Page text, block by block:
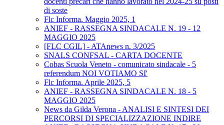
di soste
Flc Informa. Maggio 2025, 1
ANIEF - RASSEGNA SINDACALE N. 19 - 12
MAGGIO 2025
[FLC CGIL] - ATAnews n. 3/2025
SNALS CONFSAL - CARTA DOCENTE
Cobas Scuola Veneto - comunicato sindacale - 5
referendum NOI VOTIAMO SI'
Flc Informa. Aprile 2025, 5
ANIEF - RASSEGNA SINDACALE N. 18 - 5
MAGGIO 2025
News da Gilda Verona - ANALISI E SINTESI DEI
PERCORSI DI SPECIALIZZAZIONE INDIRE